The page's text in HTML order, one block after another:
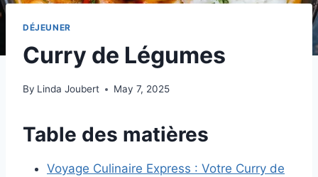
DÉJEUNER
Curry de Légumes
By Linda Joubert May 7, 2025
Table des matières
Voyage Culinaire Express : Votre Curry de